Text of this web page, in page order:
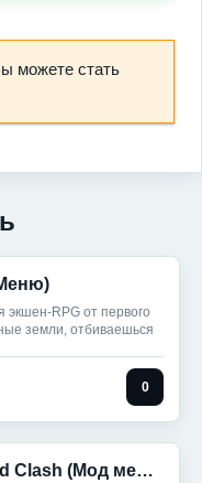
можете стать
RPG от первого
земли, отбиваешься
0
Mythic Maidens: Card Clash (Мод меню)